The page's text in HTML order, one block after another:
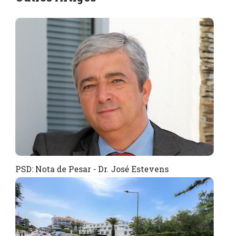
PSD: Nota de Pesar - Dr. José Estevens